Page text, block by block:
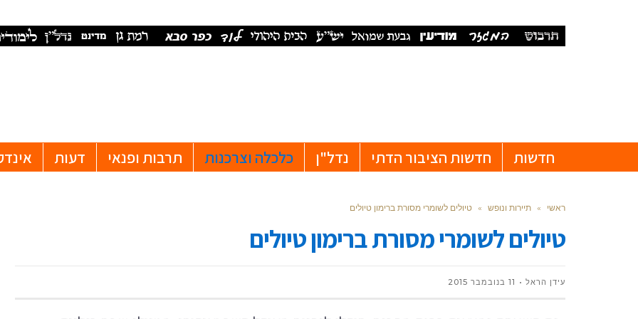
חדשות חדשות הציבור הדתי נדל"ן כלכלה וצרכנות תרבות ופנאי דעות
ראשי » תיירות ונופש » טיולים לשומרי מסורת ברימון טיולים
טיולים לשומרי מסורת ברימון טיולים
עידן הראל 11 בנובמבר 2015